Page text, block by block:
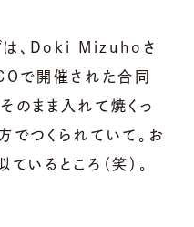
ずは、Doki Mizuhoさ
で開催された合同
のまま入れて焼くっ
でつくられていて。お
いるところ（笑）。